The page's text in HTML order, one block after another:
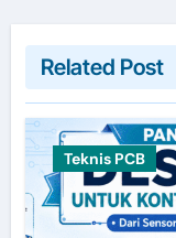
Related Post
Teknis PCB